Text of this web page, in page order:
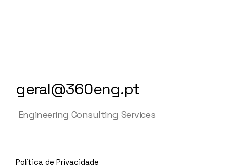
geral@360eng.pt
Engineering Consulting Services
Política de Privacidade